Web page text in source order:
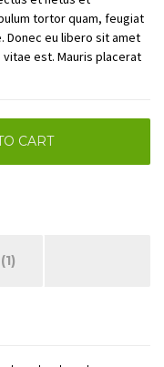
tortor quam, feugiat
eu libero sit amet
est. Mauris placerat
CART